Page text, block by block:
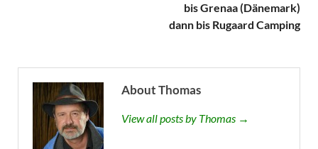
bis Grenaa (Dänemark)
dann bis Rugaard Camping
About Thomas
View all posts by Thomas →